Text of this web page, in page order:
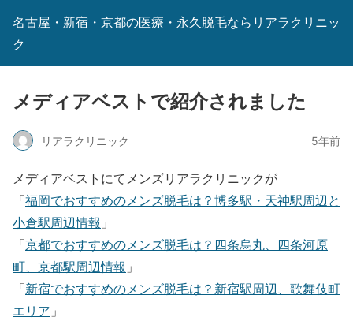
名古屋・新宿・京都の医療・永久脱毛ならリアラクリニッ
ク
メディアベストで紹介されました
リアラクリニック 5年前
メディアベストにてメンズリアラクリニックが
「福岡でおすすめのメンズ脱毛は？博多駅・天神駅周辺と
小倉駅周辺情報 」
「京都でおすすめのメンズ脱毛は？四条烏丸、四条河原
町、京都駅周辺情報 」
「新宿でおすすめのメンズ脱毛は？新宿駅周辺、歌舞伎町
エリア 」